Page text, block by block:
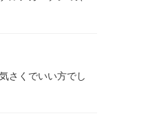
さくでいい方でし